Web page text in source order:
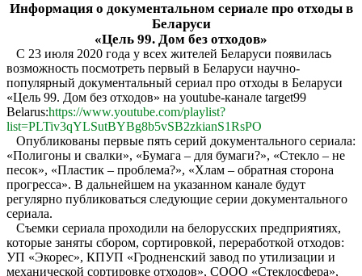
Информация о документальном сериале про отходы в
Беларуси
«Цель 99. Дом без отходов»
С 23 июля 2020 года у всех жителей Беларуси появилась
возможность посмотреть первый в Беларуси научно-
популярный документальный сериал про отходы в Беларуси
«Цель 99. Дом без отходов» на youtube-канале target99
Belarus:https://www.youtube.com/playlist?
list=PLTiv3qYLSutBYBg8b5vSB2zkianS1RsPO
Опубликованы первые пять серий документального сериала:
«Полигоны и свалки», «Бумага – для бумаги?», «Стекло – не
песок», «Пластик – проблема?», «Хлам – обратная сторона
прогресса». В дальнейшем на указанном канале будут
регулярно публиковаться следующие серии документального
сериала.
Съемки сериала проходили на белорусских предприятиях,
которые заняты сбором, сортировкой, переработкой отходов:
УП «Экорес», КПУП «Гродненский завод по утилизации и
механической сортировке отходов», СООО «Стеклосфера»,